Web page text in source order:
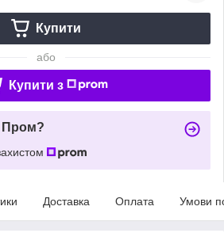
Купити
або
Купити з
Пром?
Доставка Оплата Умови